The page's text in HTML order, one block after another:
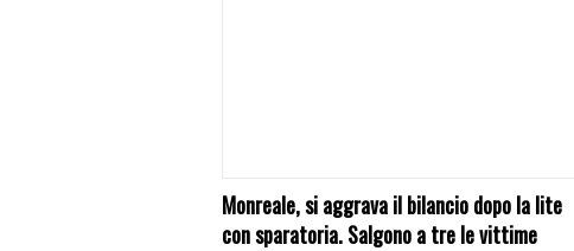
Monreale, si aggrava il bilancio dopo la lite
con sparatoria. Salgono a tre le vittime